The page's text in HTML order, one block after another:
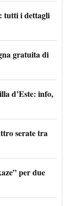
tutti i dettagli
gratuita di
d’Este: info,
serate tra
per due